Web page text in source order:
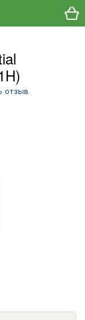
отзыв